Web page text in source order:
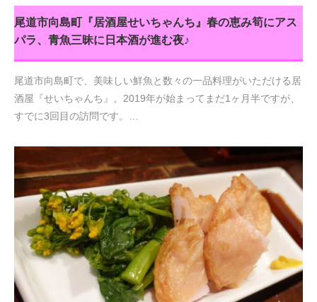
尾道市向島町『居酒屋せいちゃんち』春の恵み筍にアス
パラ、青魚三昧に日本酒が進む夜♪
尾道市向島町で、美味しい鮮魚と数々の一品料理がいただける居
酒屋『せいちゃんち』。2019年が始まってまだ1ヶ月半ですが、
すでに3回目の訪問です。…